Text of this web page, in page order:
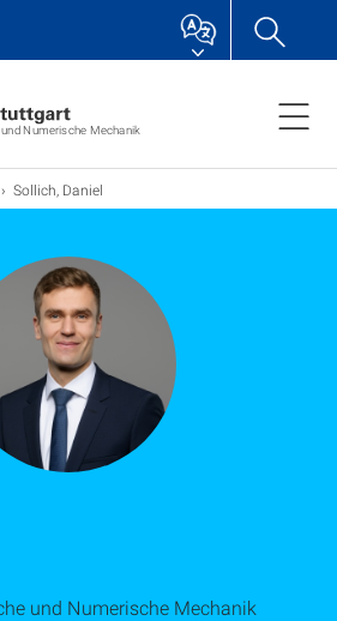
Numerische Mechanik
Sollich, Daniel
und Numerische Mechanik